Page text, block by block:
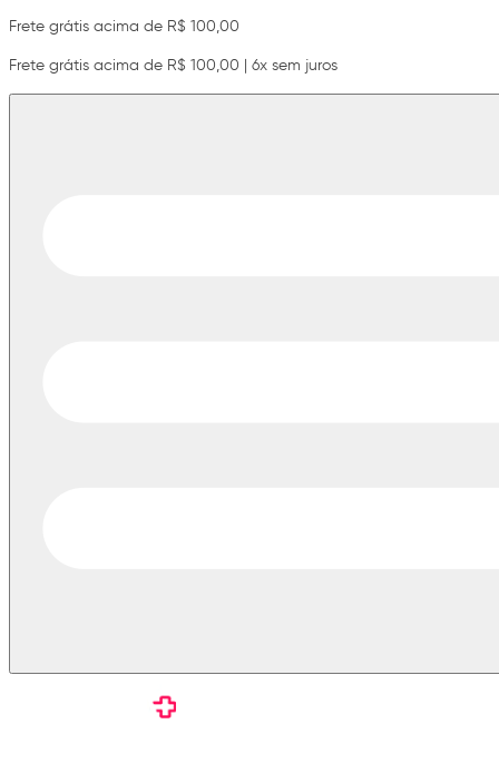
Frete grátis acima de R$ 100,00
Frete grátis acima de R$ 100,00 | 6x sem juros